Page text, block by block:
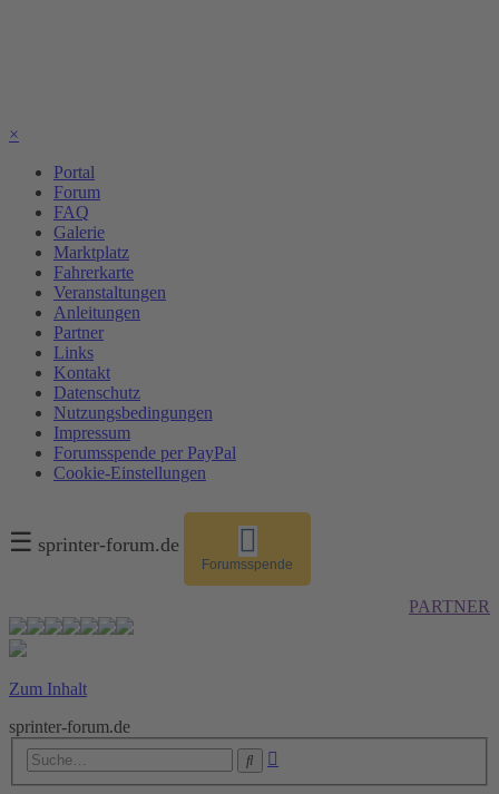
×
Portal
Forum
FAQ
Galerie
Marktplatz
Fahrerkarte
Veranstaltungen
Anleitungen
Partner
Links
Kontakt
Datenschutz
Nutzungsbedingungen
Impressum
Forumsspende per PayPal
Cookie-Einstellungen
☰ sprinter-forum.de
Forumsspende
PARTNER
Zum Inhalt
sprinter-forum.de
Suche